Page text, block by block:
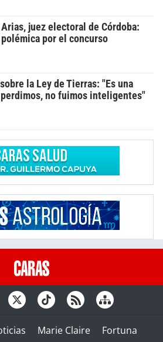
juez electoral de Córdoba:
por el concurso
la Ley de Tierras: "Es una
no fuimos inteligentes"
Marie Claire
Fortuna